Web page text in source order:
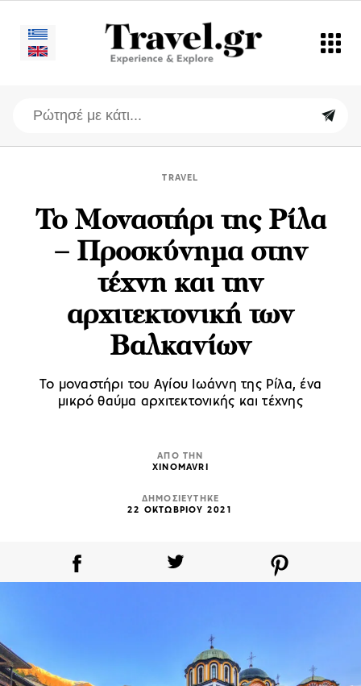
TRAVEL
Το Μοναστήρι της Ρίλα
– Προσκύνημα στην
τέχνη και την
αρχιτεκτονική των
Βαλκανίων
Το μοναστήρι του Αγίου Ιωάννη της Ρίλα, ένα
μικρό θαύμα αρχιτεκτονικής και τέχνης
ΑΠΟ ΤΗΝ
XINOMAVRI
ΔΗΜΟΣΙΕΥΤΗΚΕ
22 ΟΚΤΩΒΡΙΟΥ 2021